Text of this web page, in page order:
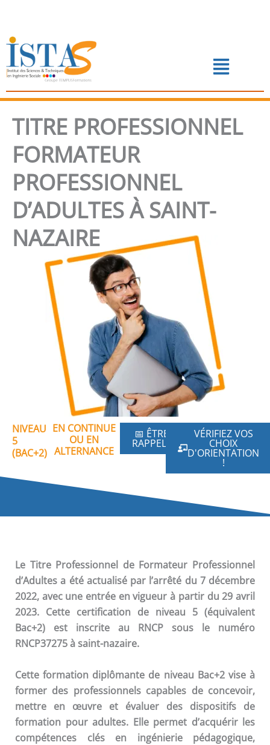
contenu
Menu
📅 PRENDRE RENDEZ-VOUS
TITRE PROFESSIONNEL
FORMATEUR
PROFESSIONNEL
D’ADULTES À SAINT-
NAZAIRE
NIVEAU
5
(BAC+2)
EN CONTINUE
OU EN
ALTERNANCE
📅 ÊTRE
RAPPELÉ
VÉRIFIEZ VOS
CHOIX
D'ORIENTATION
!
Le Titre Professionnel de Formateur Professionnel
d’Adultes a été actualisé par l’arrêté du 7 décembre
2022, avec une entrée en vigueur à partir du 29 avril
2023. Cette certification de niveau 5 (équivalent
Bac+2) est inscrite au RNCP sous le numéro
RNCP37275 à saint-nazaire.
Cette formation diplômante de niveau Bac+2 vise à
former des professionnels capables de concevoir,
mettre en œuvre et évaluer des dispositifs de
formation pour adultes. Elle permet d’acquérir les
compétences clés en ingénierie pédagogique,